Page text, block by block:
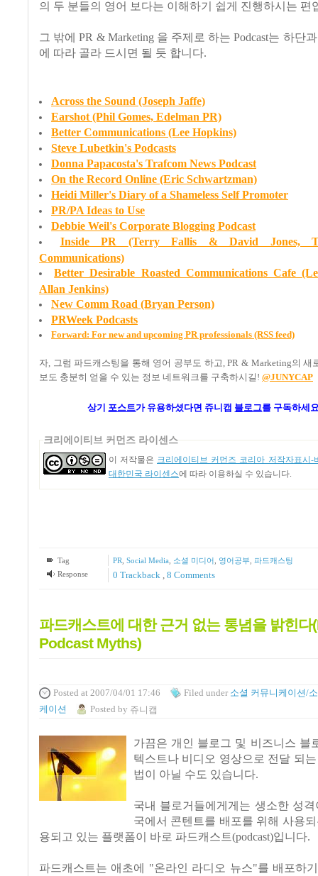
의 두 분들의 영어 보다는 이해하기 쉽게 진행하시는 편
그 밖에 PR & Marketing 을 주제로 하는 Podcast는 하단
에 따라 골라 드시면 될 듯 합니다.
Across the Sound (Joseph Jaffe)
Earshot (Phil Gomes, Edelman PR)
Better Communications (Lee Hopkins)
Steve Lubetkin's Podcasts
Donna Papacosta's Trafcom News Podcast
On the Record Online (Eric Schwartzman)
Heidi Miller's Diary of a Shameless Self Promoter
PR/PA Ideas to Use
Debbie Weil's Corporate Blogging Podcast
Inside PR (Terry Fallis & David Jones,
Communications)
Better Desirable Roasted Communications Cafe
Allan Jenkins)
New Comm Road (Bryan Person)
PRWeek Podcasts
Forward: For new and upcoming PR professionals (RSS feed)
자, 그럼 파드캐스팅을 통해 영어 공부도 하고, PR & Marketing의 새
보도 충분히 얻을 수 있는 정보 네트워크를 구축하시길! @JUNYCAP
상기 포스트가유용하셨다면 쥬니캡 블로그를 구독하세
크리에이티브 커먼즈 라이센스
이 저작물은 크리에이티브 커먼즈 코리아 저작자표시-
대한민국 라이센스에 따라 이용하실 수 있습니다.
Tag PR Social Media 소셜 미디어 영어공부, 파드캐스팅
Response
0 Trackback 8 Comments
파드캐스트에 대한 근거 없는 통념을 밝힌
Podcast Myths)
Posted at 2007/04/01 17:46 Filed under 소셜 커뮤니케이션/
케이션
Posted by 쥬니캡
가끔은 개인 블로그 및 비즈니스 블
텍스트나 비디오 영상으로 전달 되
법이 아닐 수도 있습니다.
국내 블로거들에게게는 생소한 성
국에서 콘텐트를 배포를 위해 사용
용되고 있는 플랫폼이 바로 파드캐스트(podcast)입니다.
파드캐스트는 애초에 "온라인 라디오 뉴스"를 배포하